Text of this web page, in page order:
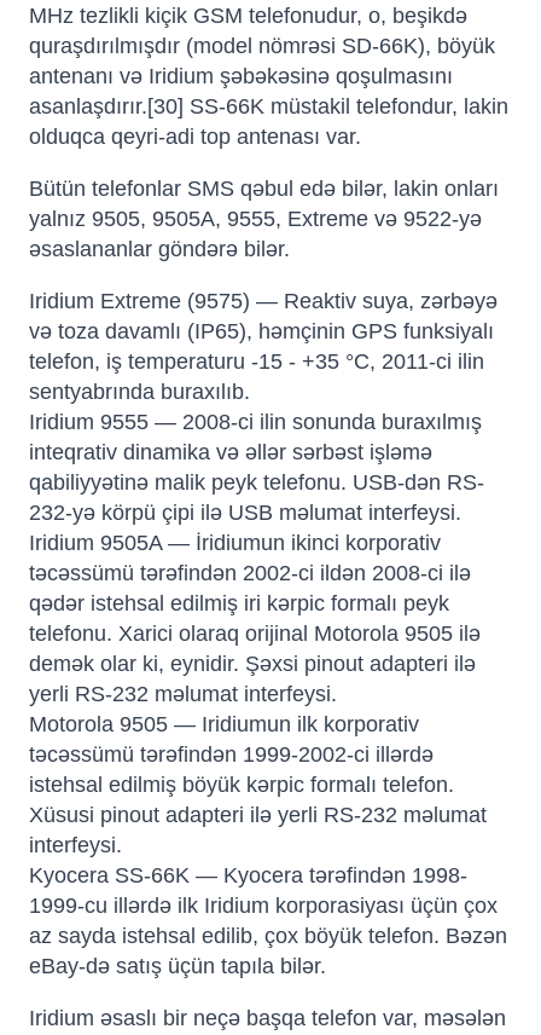
MHz tezlikli kiçik GSM telefonudur, o, beşikdə
quraşdırılmışdır (model nömrəsi SD-66K), böyük
antenanı və Iridium şəbəkəsinə qoşulmasını
asanlaşdırır.[30] SS-66K müstakil telefondur, lakin
olduqca qeyri-adi top antenası var.
Bütün telefonlar SMS qəbul edə bilər, lakin onları
yalnız 9505, 9505A, 9555, Extreme və 9522-yə
əsaslananlar göndərə bilər.
Iridium Extreme (9575) — Reaktiv suya, zərbəyə
və toza davamlı (IP65), həmçinin GPS funksiyalı
telefon, iş temperaturu -15 - +35 °C, 2011-ci ilin
sentyabrında buraxılıb.
Iridium 9555 — 2008-ci ilin sonunda buraxılmış
inteqrativ dinamika və əllər sərbəst işləmə
qabiliyyətinə malik peyk telefonu. USB-dən RS-
232-yə körpü çipi ilə USB məlumat interfeysi.
Iridium 9505A — İridiumun ikinci korporativ
təcəssümü tərəfindən 2002-ci ildən 2008-ci ilə
qədər istehsal edilmiş iri kərpic formalı peyk
telefonu. Xarici olaraq orijinal Motorola 9505 ilə
demək olar ki, eynidir. Şəxsi pinout adapteri ilə
yerli RS-232 məlumat interfeysi.
Motorola 9505 — Iridiumun ilk korporativ
təcəssümü tərəfindən 1999-2002-ci illərdə
istehsal edilmiş böyük kərpic formalı telefon.
Xüsusi pinout adapteri ilə yerli RS-232 məlumat
interfeysi.
Kyocera SS-66K — Kyocera tərəfindən 1998-
1999-cu illərdə ilk Iridium korporasiyası üçün çox
az sayda istehsal edilib, çox böyük telefon. Bəzən
eBay-də satış üçün tapıla bilər.
Iridium əsaslı bir neçə başqa telefon var, məsələn